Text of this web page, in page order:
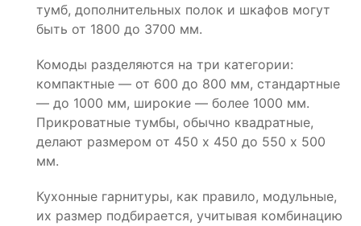
тумб, дополнительных полок и шкафов могут
быть от 1800 до 3700 мм.
Комоды разделяются на три категории:
компактные — от 600 до 800 мм, стандартные
— до 1000 мм, широкие — более 1000 мм.
Прикроватные тумбы, обычно квадратные,
делают размером от 450 х 450 до 550 х 500
мм.
Кухонные гарнитуры, как правило, модульные,
их размер подбирается, учитывая комбинацию